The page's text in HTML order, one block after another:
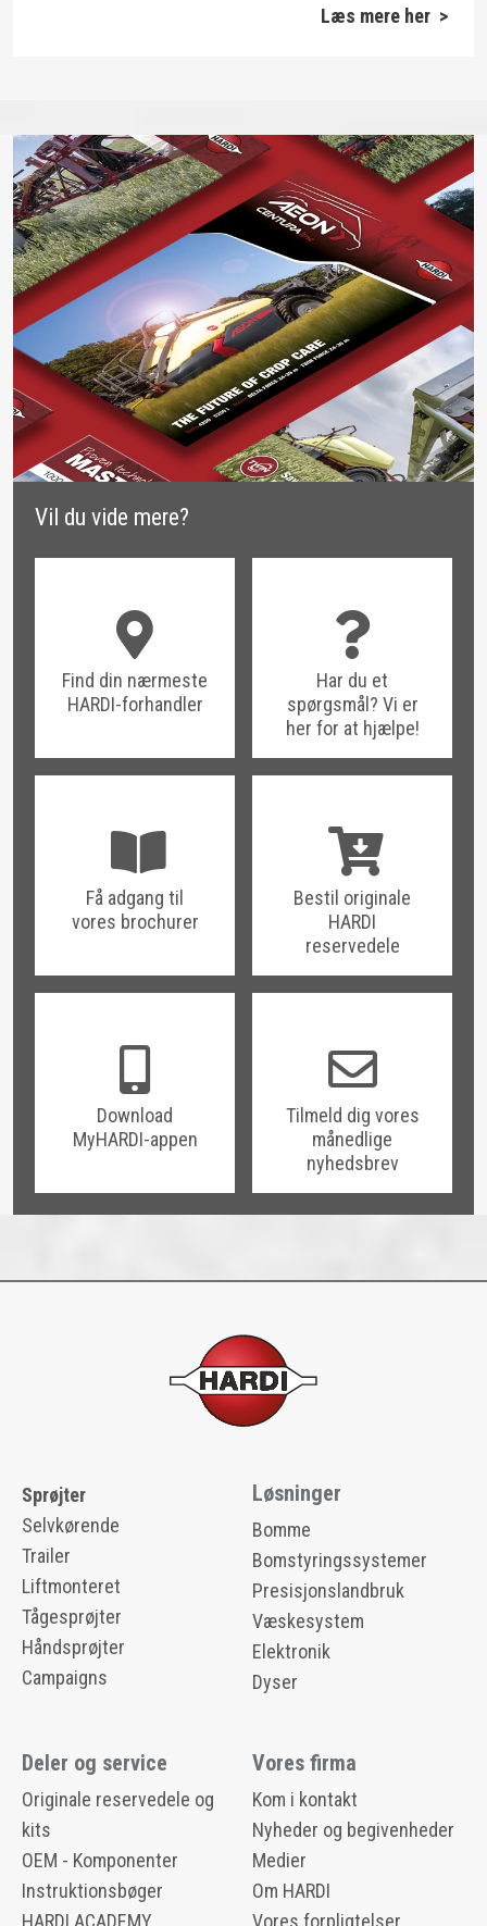
Læs mere her >
Vil du vide mere?
Find din nærmeste
HARDI-forhandler
Har du et
spørgsmål? Vi er
her for at hjælpe!
Få adgang til
vores brochurer
Bestil originale
HARDI
reservedele
Download
MyHARDI-appen
Tilmeld dig vores
månedlige
nyhedsbrev
Sprøjter
Selvkørende
Trailer
Liftmonteret
Tågesprøjter
Håndsprøjter
Campaigns
Løsninger
Bomme
Bomstyringssystemer
Presisjonslandbruk
Væskesystem
Elektronik
Dyser
Deler og service
Originale reservedele og
kits
OEM - Komponenter
Instruktionsbøger
Vores firma
Kom i kontakt
Nyheder og begivenheder
Medier
Om HARDI